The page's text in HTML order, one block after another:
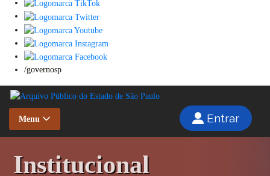
/governosp
Menu Entrar
Institucional